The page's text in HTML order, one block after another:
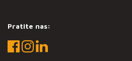
Pratite nas: